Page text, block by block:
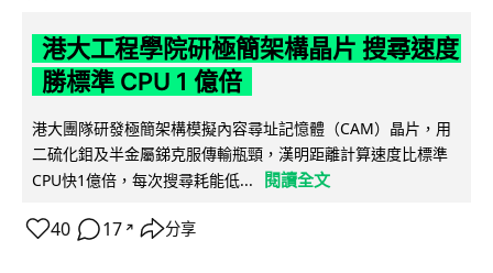
港大工程學院研極簡架構晶片 搜尋速度
勝標準 CPU 1 億倍
港大團隊研發極簡架構模擬內容尋址記憶體（CAM）晶片，用
二硫化鉬及半金屬銻克服傳輸瓶頸，漢明距離計算速度比標準
CPU快1億倍，每次搜尋耗能低...
閱讀全文
40 17 ↗ 分享